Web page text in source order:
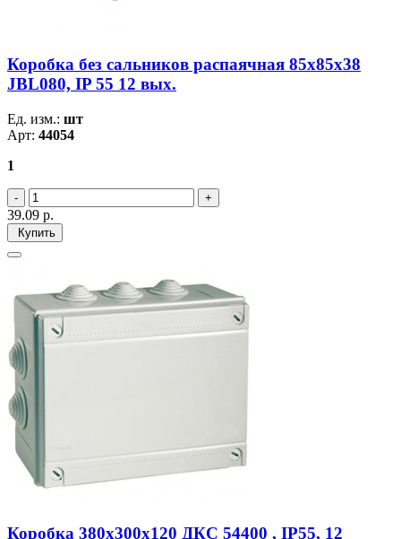
Коробка без сальников распаячная 85х85х38
JBL080, IP 55 12 вых.
Ед. изм.: шт
Арт: 44054
1
39.09 р.
Купить
Коробка 380х300х120 ДКС 54400 , IP55, 12